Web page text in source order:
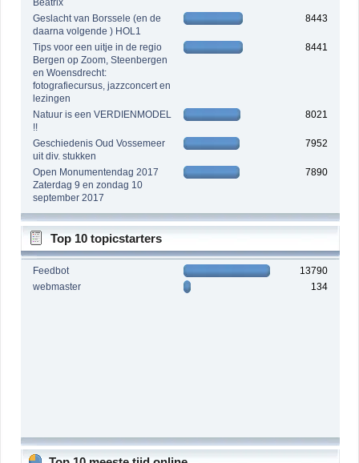
Beatrix
Geslacht van Borssele (en de
daarna volgende ) HOL1
8443
Tips voor een uitje in de regio
Bergen op Zoom, Steenbergen
en Woensdrecht:
fotografiecursus, jazzconcert en
lezingen
8441
Natuur is een VERDIENMODEL
!!
8021
Geschiedenis Oud Vossemeer
uit div. stukken
7952
Open Monumentendag 2017
Zaterdag 9 en zondag 10
september 2017
7890
Top 10 topicstarters
Feedbot
13790
webmaster
134